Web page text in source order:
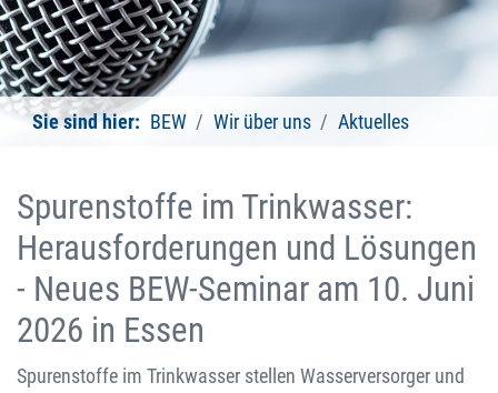
Sie sind hier: BEW Wir über uns Aktuelles
Spurenstoffe im Trinkwasser:
Herausforderungen und Lösungen
- Neues BEW-Seminar am 10. Juni
2026 in Essen
Spurenstoffe im Trinkwasser stellen Wasserversorger und